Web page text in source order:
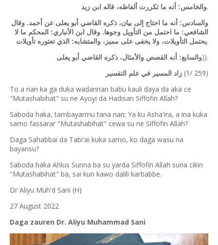
والخامس: أنه ما تكررت ألفاظه، قاله ابن زيد.
والسادس: أنه ما احتاج إلى بيان، ذكره القاضي أبو يعلى عن أحمد. وقال
الشافعي: ما احتمل من التأويل وجوها. وقال ابن الأنباري: المحكم ما لا
يحتمل التأويلات، ولا يخفى على مميز، والمتشابه: الذي تعتوره تأويلات.
والسابع: أنه القصص والأمثال، ذكره القاضي أبو يعلى)).
زاد المسير في علم التفسير (1/ 259)
To a nan ka ga duka wadannan babu kauli daya da aka ce
"Mutashabihat" su ne Ayoyi da Hadisan Siffofin Allah?
Saboda haka, tambayarmu tana nan; Ya ku Asha'ira, a ina kuka
samo fassarar "Mutashabihat" cewa su ne Siffofin Allah?
Daga Sahabbai da Tabi'ai kuka samo, ko daga wasu na
bayansu?
Saboda haka Ahlus Sunna ba su yarda Siffofin Allah suna cikin
"Mutashabihat" ba, sai kun kawo dalili karbabbe.
Dr Aliyu Muh'd Sani (H)
27 August 2022
Daga zauren Dr. Aliyu Muhammad Sani